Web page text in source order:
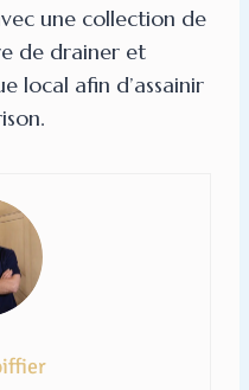
une collection de
de drainer et
local afin d’assainir